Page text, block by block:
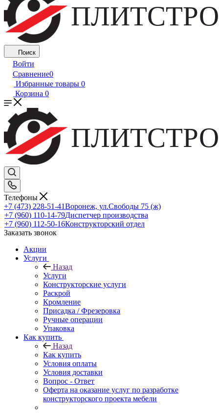
Поиск
Войти
Сравнение0
Избранные товары 0
Корзина 0
Телефоны
+7 (473) 228-51-41Воронеж, ул.Свободы 75 (ж)
+7 (960) 110-14-79Диспетчер производства
+7 (960) 112-50-16Конструкторский отдел
Заказать звонок
Акции
Услуги
Назад
Услуги
Конструкторские услуги
Раскрой
Кромление
Присадка / Фрезеровка
Ручные операции
Упаковка
Как купить
Назад
Как купить
Условия оплаты
Условия доставки
Вопрос - Ответ
Оферта на оказание услуг по разработке
конструкторского проекта мебели